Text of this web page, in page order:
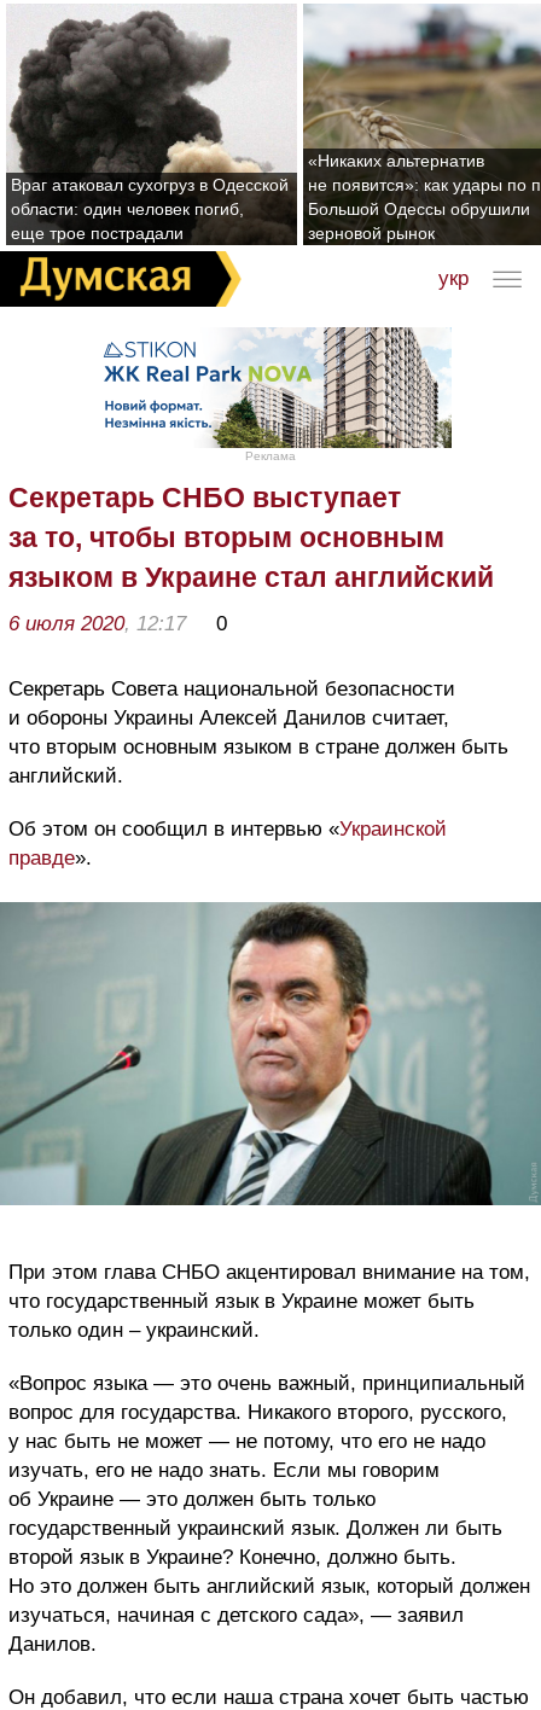
Враг атаковал сухогруз в Одесской
области: один человек погиб,
еще трое пострадали
«Никаких альтернатив
не появится»: как удары по
Большой Одессы обрушили
зерновой рынок
укр
Реклама
Секретарь СНБО выступает
за то, чтобы вторым основным
языком в Украине стал английский
6 июля 2020, 12:17 0
Секретарь Совета национальной безопасности
и обороны Украины Алексей Данилов считает,
что вторым основным языком в стране должен быть
английский.
Об этом он сообщил в интервью «Украинской
правде».
При этом глава СНБО акцентировал внимание на том,
что государственный язык в Украине может быть
только один – украинский.
«Вопрос языка — это очень важный, принципиальный
вопрос для государства. Никакого второго, русского,
у нас быть не может — не потому, что его не надо
изучать, его не надо знать. Если мы говорим
об Украине — это должен быть только
государственный украинский язык. Должен ли быть
второй язык в Украине? Конечно, должно быть.
Но это должен быть английский язык, который должен
изучаться, начиная с детского сада», — заявил
Данилов.
Он добавил, что если наша страна хочет быть частью